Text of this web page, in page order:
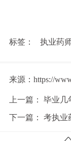
标签： 执业药
来源：https://
上一篇： 毕业几
下一篇： 考执业